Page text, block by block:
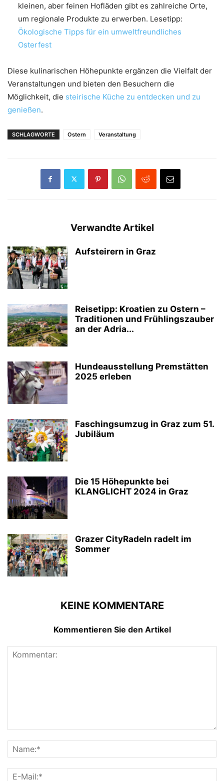
kleinen, aber feinen Hofläden gibt es zahlreiche Orte,
um regionale Produkte zu erwerben. Lesetipp:
Ökologische Tipps für ein umweltfreundliches
Osterfest
Diese kulinarischen Höhepunkte ergänzen die Vielfalt der
Veranstaltungen und bieten den Besuchern die
Möglichkeit, die steirische Küche zu entdecken und zu
genießen.
SCHLAGWORTE Ostern Veranstaltung
Verwandte Artikel
Aufsteirern in Graz
Reisetipp: Kroatien zu Ostern –
Traditionen und Frühlingszauber
an der Adria...
Hundeausstellung Premstätten
2025 erleben
Faschingsumzug in Graz zum 51.
Jubiläum
Die 15 Höhepunkte bei
KLANGLICHT 2024 in Graz
Grazer CityRadeln radelt im
Sommer
KEINE KOMMENTARE
Kommentieren Sie den Artikel